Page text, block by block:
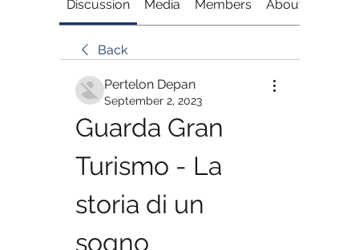
Discussion Media Members About
Back
Pertelon Depan
September 2, 2023
Guarda Gran
Turismo - La
storia di un
sogno